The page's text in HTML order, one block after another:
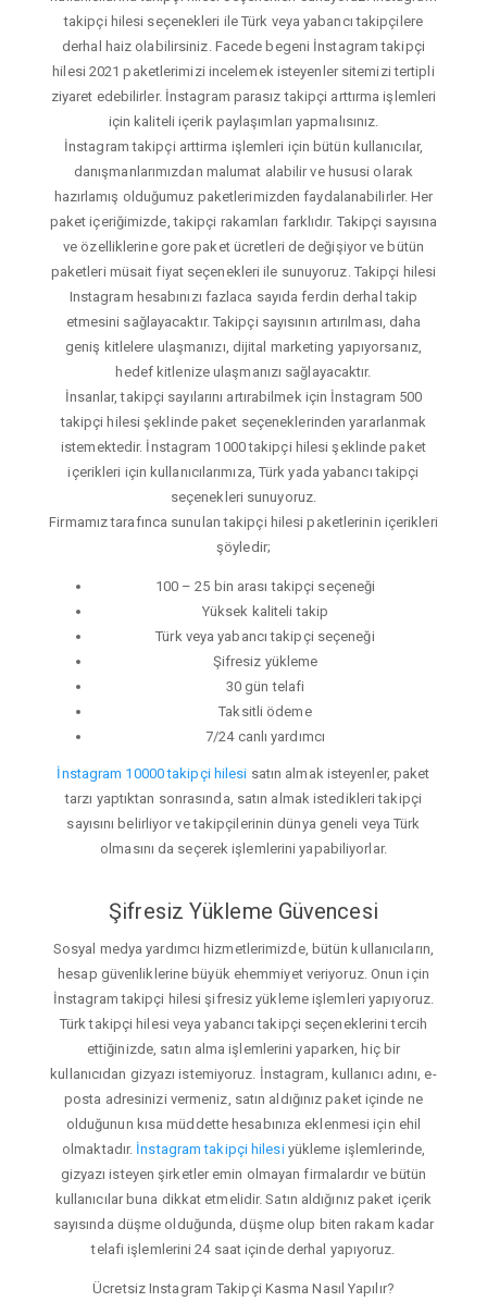
takipçi hilesi seçenekleri ile Türk veya yabancı takipçilere
derhal haiz olabilirsiniz. Facede begeni İnstagram takipçi
hilesi 2021 paketlerimizi incelemek isteyenler sitemizi tertipli
ziyaret edebilirler. İnstagram parasız takipçi arttırma işlemleri
için kaliteli içerik paylaşımları yapmalısınız.
İnstagram takipçi arttirma işlemleri için bütün kullanıcılar,
danışmanlarımızdan malumat alabilir ve hususi olarak
hazırlamış olduğumuz paketlerimizden faydalanabilirler. Her
paket içeriğimizde, takipçi rakamları farklıdır. Takipçi sayısına
ve özelliklerine gore paket ücretleri de değişiyor ve bütün
paketleri müsait fiyat seçenekleri ile sunuyoruz. Takipçi hilesi
Instagram hesabınızı fazlaca sayıda ferdin derhal takip
etmesini sağlayacaktır. Takipçi sayısının artırılması, daha
geniş kitlelere ulaşmanızı, dijital marketing yapıyorsanız,
hedef kitlenize ulaşmanızı sağlayacaktır.
İnsanlar, takipçi sayılarını artırabilmek için İnstagram 500
takipçi hilesi şeklinde paket seçeneklerinden yararlanmak
istemektedir. İnstagram 1000 takipçi hilesi şeklinde paket
içerikleri için kullanıcılarımıza, Türk yada yabancı takipçi
seçenekleri sunuyoruz.
Firmamız tarafınca sunulan takipçi hilesi paketlerinin içerikleri
şöyledir;
100 – 25 bin arası takipçi seçeneği
Yüksek kaliteli takip
Türk veya yabancı takipçi seçeneği
Şifresiz yükleme
30 gün telafi
Taksitli ödeme
7/24 canlı yardımcı
İnstagram 10000 takipçi hilesi satın almak isteyenler, paket
tarzı yaptıktan sonrasında, satın almak istedikleri takipçi
sayısını belirliyor ve takipçilerinin dünya geneli veya Türk
olmasını da seçerek işlemlerini yapabiliyorlar.
Şifresiz Yükleme Güvencesi
Sosyal medya yardımcı hizmetlerimizde, bütün kullanıcıların,
hesap güvenliklerine büyük ehemmiyet veriyoruz. Onun için
İnstagram takipçi hilesi şifresiz yükleme işlemleri yapıyoruz.
Türk takipçi hilesi veya yabancı takipçi seçeneklerini tercih
ettiğinizde, satın alma işlemlerini yaparken, hiç bir
kullanıcıdan gizyazı istemiyoruz. İnstagram, kullanıcı adını, e-
posta adresinizi vermeniz, satın aldığınız paket içinde ne
olduğunun kısa müddette hesabınıza eklenmesi için ehil
olmaktadır. İnstagram takipçi hilesiyükleme işlemlerinde,
gizyazı isteyen şirketler emin olmayan firmalardır ve bütün
kullanıcılar buna dikkat etmelidir. Satın aldığınız paket içerik
sayısında düşme olduğunda, düşme olup biten rakam kadar
telafi işlemlerini 24 saat içinde derhal yapıyoruz.
Ücretsiz Instagram Takipçi Kasma Nasıl Yapılır?